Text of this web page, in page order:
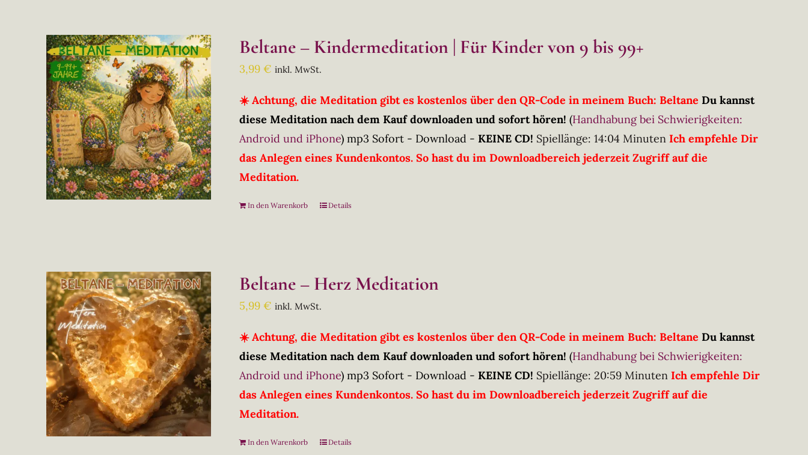
Beltane – Kindermeditation | Für Kinder von 9 bis 99+
3,99€ inkl. MwSt.
☀️ Achtung, die Meditation gibt es kostenlos über den QR-Code in meinem Buch: Beltane Du kannst
diese Meditation nach dem Kauf downloaden und sofort hören! (Handhabung bei Schwierigkeiten:
Android und iPhone) mp3 Sofort - Download - KEINE CD! Spiellänge: 14:04 Minuten Ich empfehle Dir
das Anlegen eines Kundenkontos. So hast du im Downloadbereich jederzeit Zugriff auf die
Meditation.
In den Warenkorb Details
Beltane – Herz Meditation
5,99€ inkl. MwSt.
☀️ Achtung, die Meditation gibt es kostenlos über den QR-Code in meinem Buch: Beltane Du kannst
diese Meditation nach dem Kauf downloaden und sofort hören! (Handhabung bei Schwierigkeiten:
Android und iPhone) mp3 Sofort - Download - KEINE CD! Spiellänge: 20:59 Minuten Ich empfehle Dir
das Anlegen eines Kundenkontos. So hast du im Downloadbereich jederzeit Zugriff auf die
Meditation.
In den Warenkorb Details